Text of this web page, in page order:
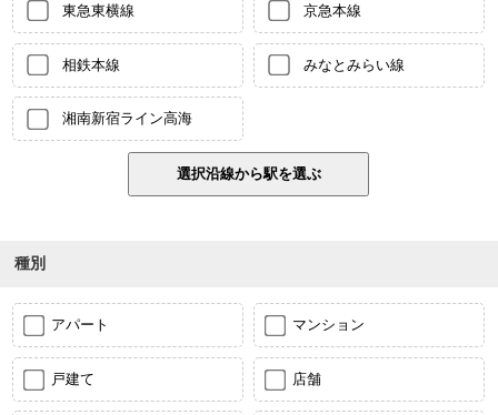
東急東横線 京急本線
相鉄本線 みなとみらい線
湘南新宿ライン高海
種別
アパート マンション
戸建て 店舗